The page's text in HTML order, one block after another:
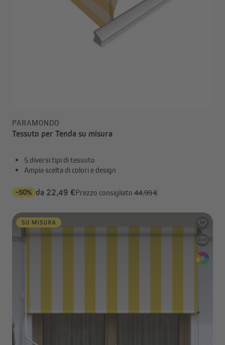
PARAMONDO
Tessuto per Tenda su misura
5 diversi tipi di tessuto
Ampia scelta di colori e design
-50% da 22,49 €Prezzo consigliato 44,99 €